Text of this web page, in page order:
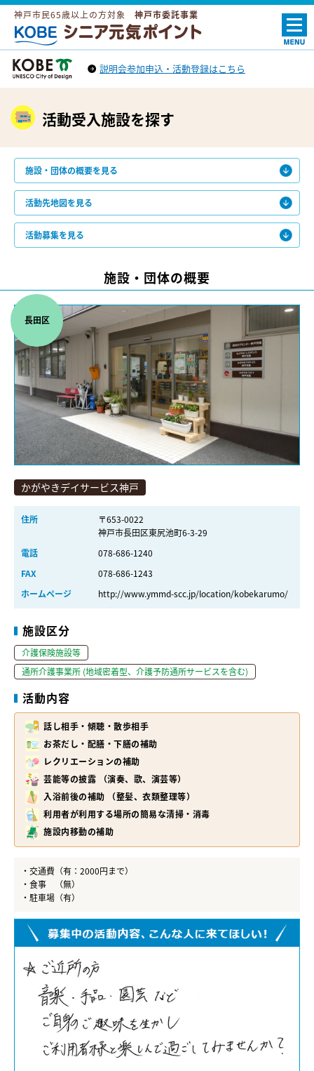
神戸市民65歳以上の方対象 神戸市委託事業
ＫＯＢＥシニア元気ポイント
神戸市トップへ
説明会参加申込・活動登録はこちら
活動受入施設を探す
施設・団体の概要を見る
活動先地図を見る
活動募集を見る
施設・団体の概要
長田区
かがやきデイサービス神戸
住所
〒653-0022
神戸市長田区東尻池町6-3-29
電話
078-686-1240
FAX
078-686-1243
ホームページ
http://www.ymmd-scc.jp/location/kobekarumo/
施設区分
介護保険施設等
通所介護事業所 (地域密着型、介護予防通所サービスを含む)
活動内容
話し相手・傾聴・散歩相手
お茶だし・配膳・下膳の補助
レクリエーションの補助
芸能等の披露 （演奏、歌、演芸等）
入浴前後の補助 （整髪、衣類整理等）
利用者が利用する場所の簡易な清掃・消毒
施設内移動の補助
・交通費（有：2000円まで）
・食事 （無）
・駐車場（有）